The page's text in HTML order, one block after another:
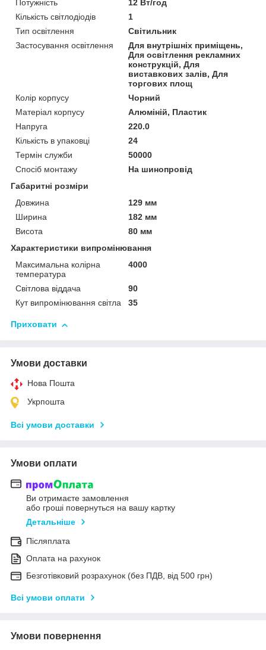
Потужність
12 Вт/год
Кількість світлодіодів
1
Тип освітлення
Світильник
Застосування освітлення
Для внутрішніх приміщень,
Для освітлення рекламних
конструкцій, Для
виставкових залів, Для
торгових площ
Колір корпусу
Чорний
Матеріал корпусу
Алюміній, Пластик
Напруга
220.0
Кількість в упаковці
24
Термін служби
50000
Спосіб монтажу
На шинопровід
Габаритні розміри
Довжина
129 мм
Ширина
182 мм
Висота
80 мм
Характеристики випромінювання
Максимальна колірна
температура
4000
Світлова віддача
90
Кут випромінювання світла
35
Приховати
Умови доставки
Нова Пошта
Укрпошта
Всі умови доставки
Умови оплати
Ви отримаєте замовлення
або гроші повернуться на вашу картку
Детальніше
Післяплата
Оплата на рахунок
Безготівковий розрахунок (без ПДВ, від 500 грн)
Всі умови оплати
Умови повернення